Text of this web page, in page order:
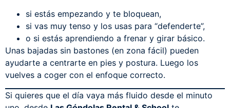
si estás empezando y te bloquean,
si vas muy tenso y los usas para “defenderte”,
o si estás aprendiendo a frenar y girar básico.
Unas bajadas sin bastones (en zona fácil) pueden
ayudarte a centrarte en pies y postura. Luego los
vuelves a coger con el enfoque correcto.
Si quieres que el día vaya más fluido desde el minuto